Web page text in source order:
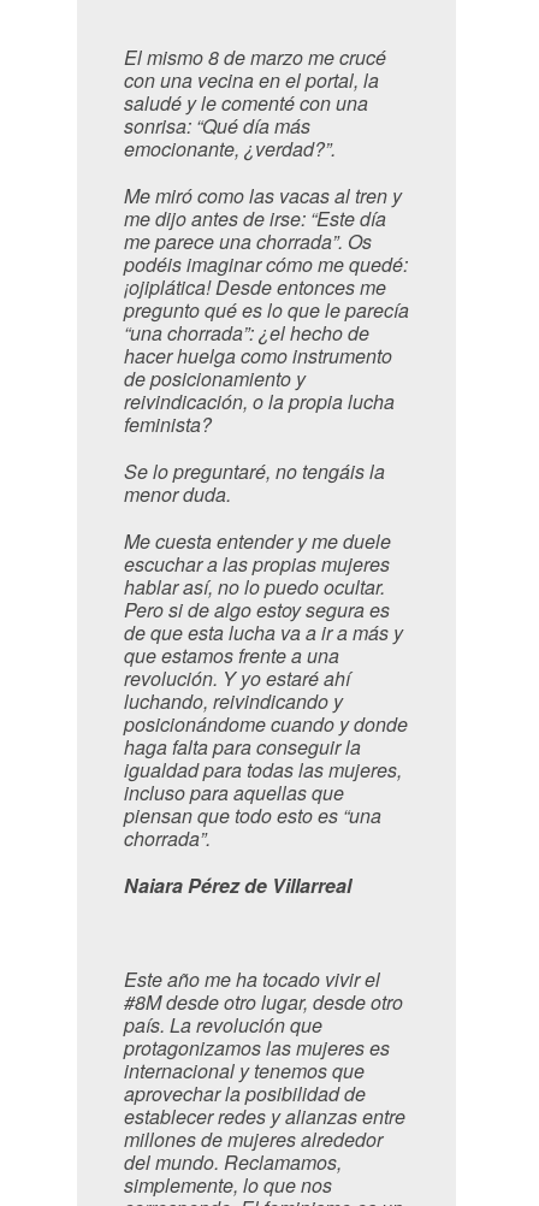
El mismo 8 de marzo me crucé
con una vecina en el portal, la
saludé y le comenté con una
sonrisa: “Qué día más
emocionante, ¿verdad?”.
Me miró como las vacas al tren y
me dijo antes de irse: “Este día
me parece una chorrada”. Os
podéis imaginar cómo me quedé:
¡ojiplática! Desde entonces me
pregunto qué es lo que le parecía
“una chorrada”: ¿el hecho de
hacer huelga como instrumento
de posicionamiento y
reivindicación, o la propia lucha
feminista?
Se lo preguntaré, no tengáis la
menor duda.
Me cuesta entender y me duele
escuchar a las propias mujeres
hablar así, no lo puedo ocultar.
Pero si de algo estoy segura es
de que esta lucha va a ir a más y
que estamos frente a una
revolución. Y yo estaré ahí
luchando, reivindicando y
posicionándome cuando y donde
haga falta para conseguir la
igualdad para todas las mujeres,
incluso para aquellas que
piensan que todo esto es “una
chorrada”.
Naiara Pérez de Villarreal
Este año me ha tocado vivir el
#8M desde otro lugar, desde otro
país. La revolución que
protagonizamos las mujeres es
internacional y tenemos que
aprovechar la posibilidad de
establecer redes y alianzas entre
millones de mujeres alrededor
del mundo. Reclamamos,
simplemente, lo que nos